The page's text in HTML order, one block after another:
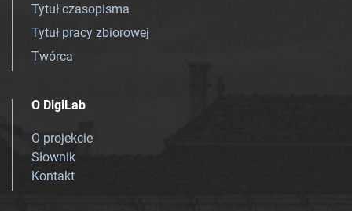
Tytuł czasopisma
Tytuł pracy zbiorowej
Twórca
O DigiLab
O projekcie
Słownik
Kontakt